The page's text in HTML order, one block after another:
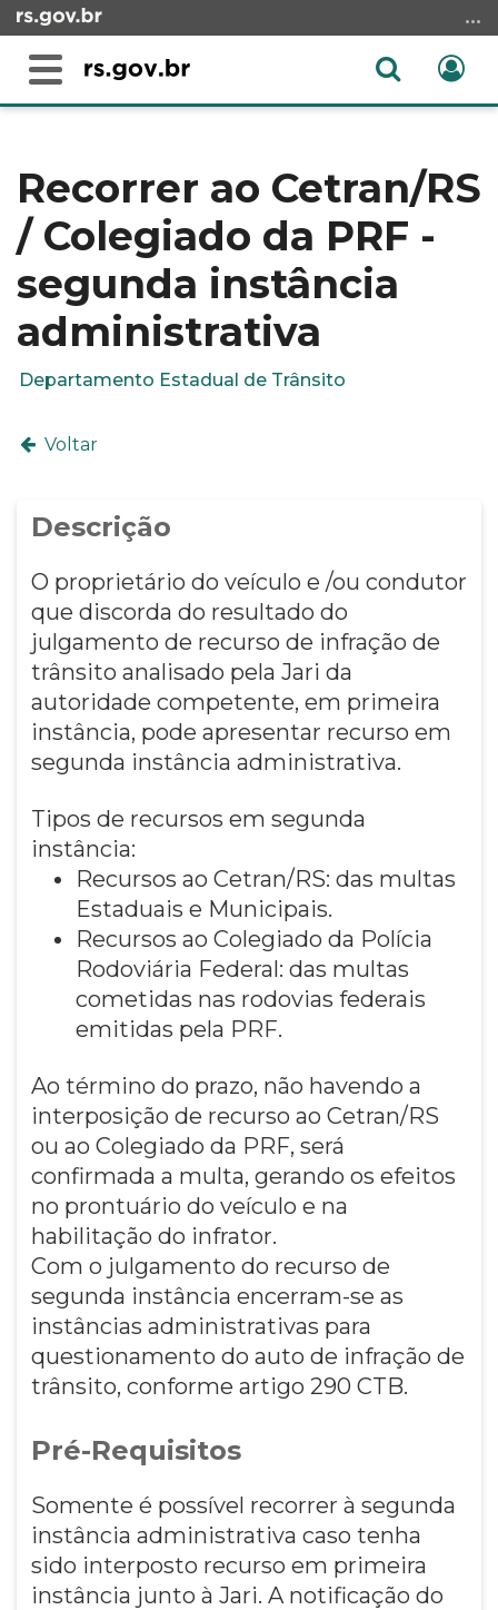
para
conteúdo
menu
para
busca
Alterna
Abrir
conteúdo
Recorrer ao Cetran/RS
/ Colegiado da PRF -
segunda instância
administrativa
Departamento Estadual de Trânsito
Voltar
Descrição
O proprietário do veículo e /ou condutor
que discorda do resultado do
julgamento de recurso de infração de
trânsito analisado pela Jari da
autoridade competente, em primeira
instância, pode apresentar recurso em
segunda instância administrativa.
Tipos de recursos em segunda
instância:
Recursos ao Cetran/RS: das multas
Estaduais e Municipais.
Recursos ao Colegiado da Polícia
Rodoviária Federal: das multas
cometidas nas rodovias federais
emitidas pela PRF.
Ao término do prazo, não havendo a
interposição de recurso ao Cetran/RS
ou ao Colegiado da PRF, será
confirmada a multa, gerando os efeitos
no prontuário do veículo e na
habilitação do infrator.
Com o julgamento do recurso de
segunda instância encerram-se as
instâncias administrativas para
questionamento do auto de infração de
trânsito, conforme artigo 290 CTB.
Pré-Requisitos
Somente é possível recorrer à segunda
instância administrativa caso tenha
sido interposto recurso em primeira
instância junto à Jari. A notificação do